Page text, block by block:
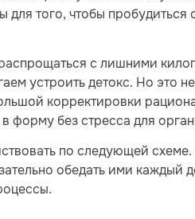
для того, чтобы
с лишними
устроить детокс. Но это
корректировки
в форму без стресса для
по следующей
обедать ими каждый